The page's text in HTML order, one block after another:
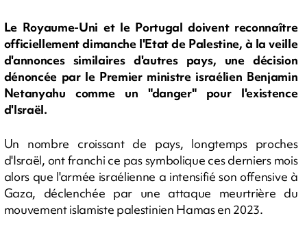
Le Royaume-Uni et le Portugal doivent reconnaître
officiellement dimanche l'Etat de Palestine, à la veille
d'annonces similaires d'autres pays, une décision
dénoncée par le Premier ministre israélien Benjamin
Netanyahu comme un "danger" pour l'existence
d'Israël.
Un nombre croissant de pays, longtemps proches
d'Israël, ont franchi ce pas symbolique ces derniers mois
alors que l'armée israélienne a intensifié son offensive à
Gaza, déclenchée par une attaque meurtrière du
mouvement islamiste palestinien Hamas en 2023.